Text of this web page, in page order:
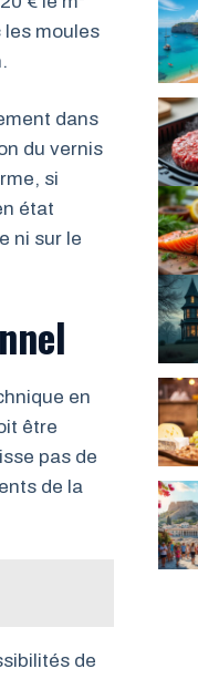
les moules
dans
du vernis
si
état
ni sur le
en
être
pas de
de la
de